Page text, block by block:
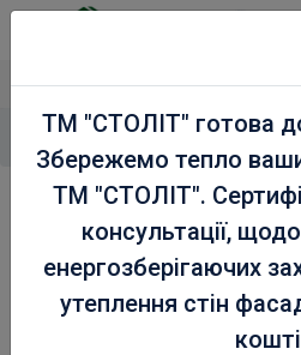
Головна / Вироби з
ТМ "СТОЛІТ" готова
Збережемо тепло
ТМ "СТОЛІТ".
консультації,
енергозберігаючих
утеплення стін